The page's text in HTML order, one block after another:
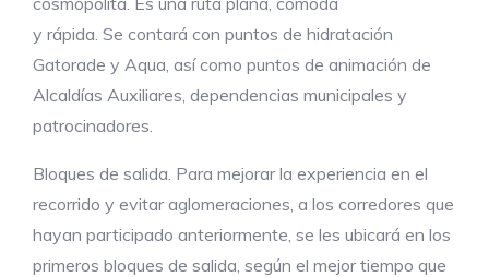
y rápida. Se contará con puntos de hidratación
Gatorade y Aqua, así como puntos de animación de
Alcaldías Auxiliares, dependencias municipales y
patrocinadores.
Bloques de salida. Para mejorar la experiencia en el
recorrido y evitar aglomeraciones, a los corredores que
hayan participado anteriormente, se les ubicará en los
primeros bloques de salida, según el mejor tiempo que